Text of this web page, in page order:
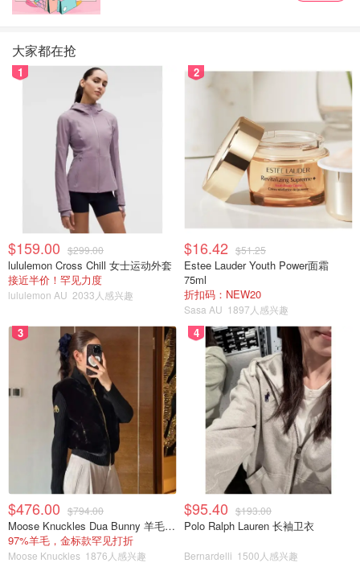
这个似乎处理方法不多，但是素炒饼丝、肉炒饼丝、蛋炒饼
丝都是北方餐厅里常见的主食。
不知道有没有巧厨娘可以每次包饺子都不剩面或馅，反正我
还做不到。但是比较下来貌似剩面团比剩馅好处理一些。一
版我会把剩面团做成面片、手擀面、猫耳朵等等，加上浇头
又是美味的一餐！
大家都在抢
1
$159.00 $299.00
lululemon Cross Chill 女士运动外套
接近半价！罕见力度
lululemon AU 2033人感兴趣
2
$16.42 $51.25
Estee Lauder Youth Power面霜
75ml
折扣码：NEW20
Sasa AU 1897人感兴趣
3
$476.00 $794.00
Moose Knuckles Dua Bunny 羊毛混纺针织夹克
97%羊毛，金标款罕见打折
Moose Knuckles 1876人感兴趣
4
$95.40 $193.00
Polo Ralph Lauren 长袖卫衣
Bernardelli 1500人感兴趣